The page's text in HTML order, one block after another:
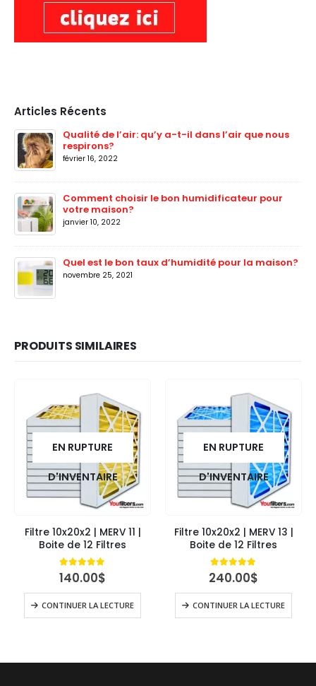
Articles Récents
Qualité de l’air: qu’y a-t-il dans l’air que nous
respirons?
février 16, 2022
Comment choisir le bon humidificateur pour
votre maison?
janvier 10, 2022
Quel est le bon taux d’humidité pour la maison?
novembre 25, 2021
PRODUITS SIMILAIRES
EN RUPTURE
D'INVENTAIRE
Filtre 10x20x2 | MERV 11 |
Boite de 12 Filtres
4.84 out of 5
140.00$
CONTINUER LA LECTURE
EN RUPTURE
D'INVENTAIRE
Filtre 10x20x2 | MERV 13 |
Boite de 12 Filtres
4.89 out of 5
240.00$
CONTINUER LA LECTURE